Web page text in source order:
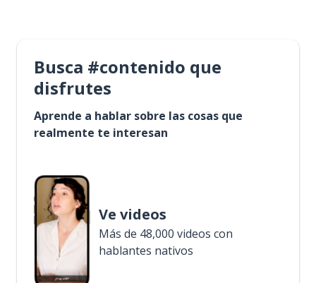
Busca #contenido que
disfrutes
Aprende a hablar sobre las cosas que
realmente te interesan
Ve videos
Más de 48,000 videos con
hablantes nativos